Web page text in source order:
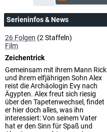
Serieninfos & News
26 Folgen (2 Staffeln)
Film
Zeichentrick
Gemeinsam mit ihrem Mann Rick
und ihrem elfjährigen Sohn Alex
reist die Archäologin Evy nach
Ägypten. Alex freut sich riesig
über den Tapetenwechsel, findet
er hier doch alles, was ihn
interessiert: Von seinem Vater
hat er den Sinn für Spaß und